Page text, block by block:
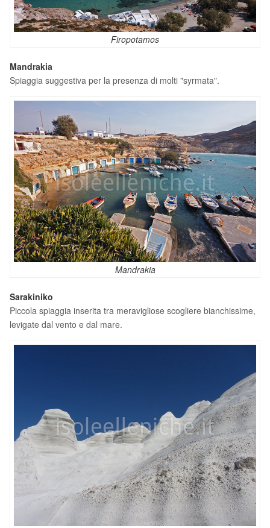
Firopotamos
Mandrakia
Spiaggia suggestiva per la presenza di molti "syrmata".
Mandrakia
Sarakiniko
Piccola spiaggia inserita tra meravigliose scogliere bianchissime,
levigate dal vento e dal mare.